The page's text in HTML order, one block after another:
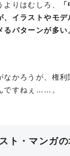
りはむしろ、
、イラストやモ
るパターンが多い
なかろうが、権利
ですねぇ……。
ト・マンガの